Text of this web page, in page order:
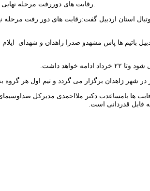
رقابت هاى دوررفت مرحله نهایی ليگ دسته دوم فوتسال كشور به میزبانی شهرستان اردبیل برگزار می شود.
استان اردبیل گفت:رقابت های دور رفت
باتیم ها پاس مشهدو صدرا زاهدان و شهدای
شهر زاهدان برگزار می گردد و تیم اول هر گروه
ها بامساعدت دکتر ملااحمدی مدیرکل
قابل قدردانی است.